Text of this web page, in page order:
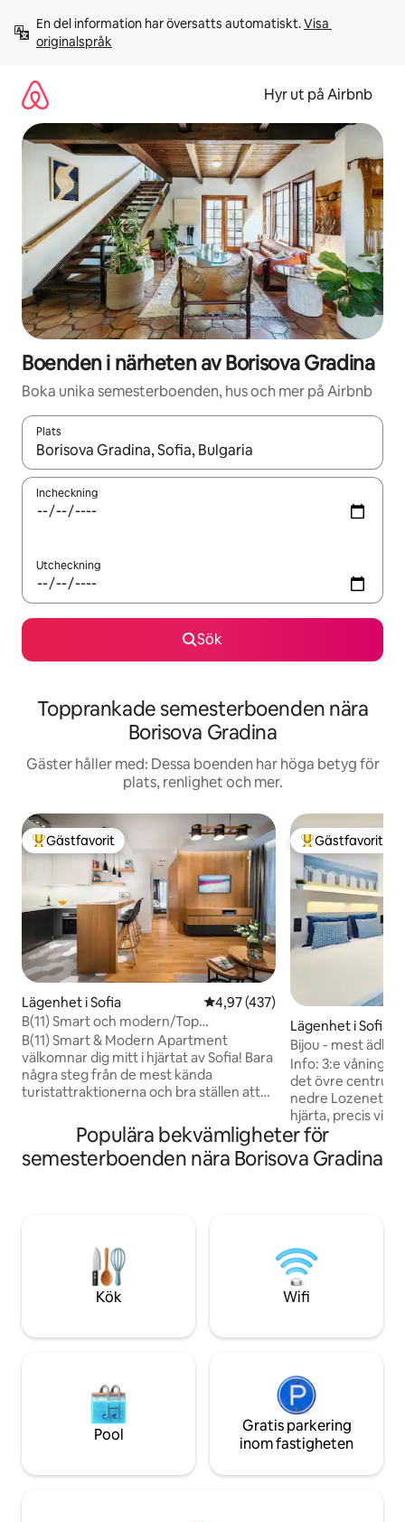
innehåll
En del information har översatts automatiskt. Visa
originalspråk
Hyr ut på Airbnb
Boenden i närheten av Borisova Gradina
Boka unika semesterboenden, hus och mer på Airbnb
Plats
När resultaten är tillgängliga kan du navigera med upp- och
Incheckning
Utcheckning
Sök
Topprankade semesterboenden nära
Borisova Gradina
Gäster håller med: Dessa boenden har höga betyg för
plats, renlighet och mer.
Populär gästfavorit
Gästfavorit
Lägenhet i Sofia 4,97 av 5 i genomsnittligt
4,97 (437)
B(11) Smart och modern/Top
Central/Gratis parkering!
B(11) Smart & Modern Apartment
välkomnar dig mitt i hjärtat av Sofia! Bara
några steg från de mest kända
turistattraktionerna och bra ställen att
implementerat varje detalj i denna
naturligt ljusa hörnsvit, så att du kan
känna dig som hemma. Koppla av och
förfogande. Lätt självincheckning och
utcheckning för en problemfri vistelse.
Populär
Gästfavorit
Lägenhet i Sofia
Bijou - mest ädla
parkering
Info: 3:e
det övre
nedre Lozenets,
hjärta, precis vid
kort promenad
Smirnenski Blvd
centrum. Tyst
Perfekt för
erbjuder komfort,
autentisk Sofia-
Populära bekvämligheter för
semesterboenden nära Borisova Gradina
Kök Wifi
Pool
Gratis parkering
inom fastigheten